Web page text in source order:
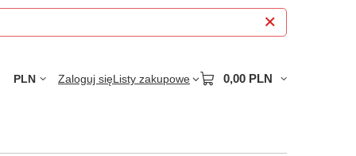
PLN Zaloguj sięListy zakupowe 0,00 PLN